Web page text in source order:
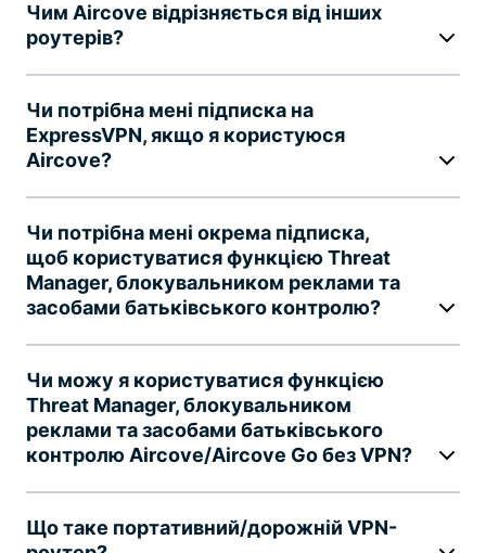
Чим Aircove відрізняється від інших
роутерів?
Чи потрібна мені підписка на
ExpressVPN, якщо я користуюся
Aircove?
Чи потрібна мені окрема підписка,
щоб користуватися функцією Threat
Manager, блокувальником реклами та
засобами батьківського контролю?
Чи можу я користуватися функцією
Threat Manager, блокувальником
реклами та засобами батьківського
контролю Aircove/Aircove Go без VPN?
Що таке портативний/дорожній VPN-